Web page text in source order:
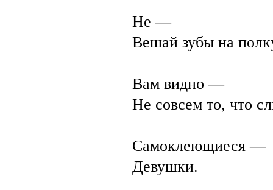
Не —
Вешай зубы на
Вам видно —
Не совсем то, что
Самоклеющиеся —
Девушки.